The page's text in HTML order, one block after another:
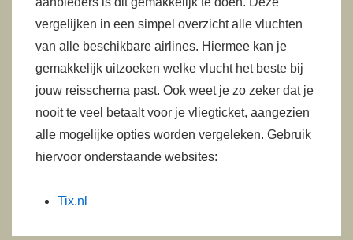
vergelijken in een simpel overzicht alle vluchten
van alle beschikbare airlines. Hiermee kan je
gemakkelijk uitzoeken welke vlucht het beste bij
jouw reisschema past. Ook weet je zo zeker dat je
nooit te veel betaalt voor je vliegticket, aangezien
alle mogelijke opties worden vergeleken. Gebruik
hiervoor onderstaande websites:
Tix.nl